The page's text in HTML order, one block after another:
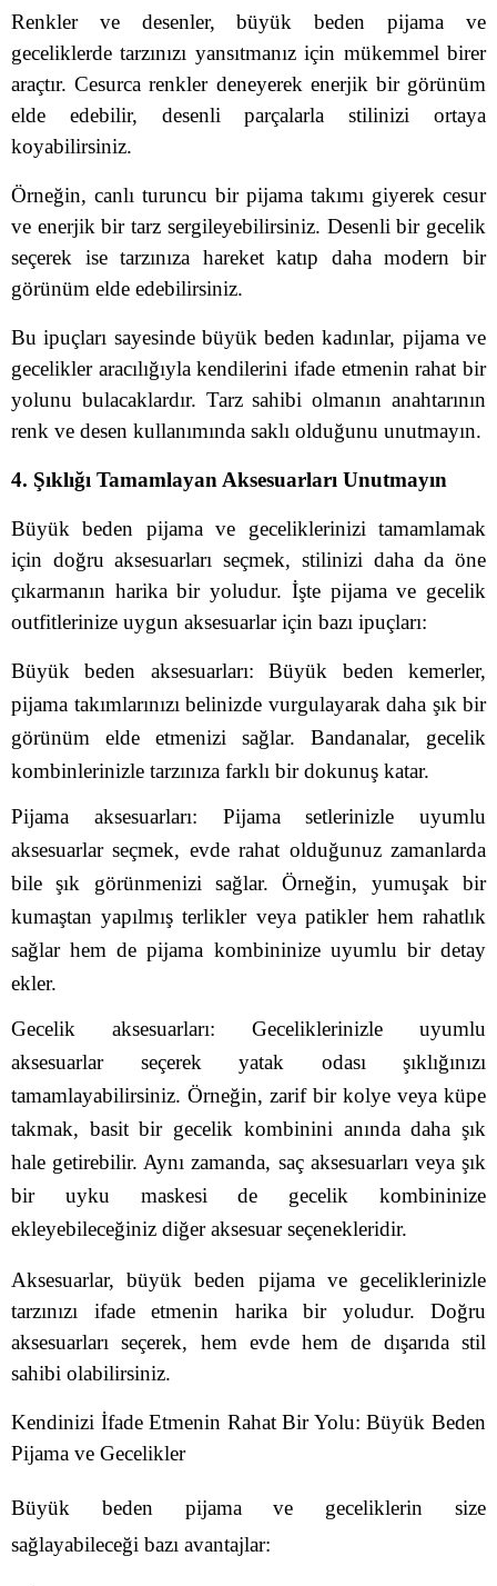
Renkler ve desenler, büyük beden pijama ve
geceliklerde tarzınızı yansıtmanız için mükemmel birer
araçtır. Cesurca renkler deneyerek enerjik bir görünüm
elde edebilir, desenli parçalarla stilinizi ortaya
koyabilirsiniz.
Örneğin, canlı turuncu bir pijama takımı giyerek cesur
ve enerjik bir tarz sergileyebilirsiniz. Desenli bir gecelik
seçerek ise tarzınıza hareket katıp daha modern bir
görünüm elde edebilirsiniz.
Bu ipuçları sayesinde büyük beden kadınlar, pijama ve
gecelikler aracılığıyla kendilerini ifade etmenin rahat bir
yolunu bulacaklardır. Tarz sahibi olmanın anahtarının
renk ve desen kullanımında saklı olduğunu unutmayın.
4. Şıklığı Tamamlayan Aksesuarları Unutmayın
Büyük beden pijama ve geceliklerinizi tamamlamak
için doğru aksesuarları seçmek, stilinizi daha da öne
çıkarmanın harika bir yoludur. İşte pijama ve gecelik
outfitlerinize uygun aksesuarlar için bazı ipuçları:
Büyük beden aksesuarları: Büyük beden kemerler,
pijama takımlarınızı belinizde vurgulayarak daha şık bir
görünüm elde etmenizi sağlar. Bandanalar, gecelik
kombinlerinizle tarzınıza farklı bir dokunuş katar.
Pijama aksesuarları: Pijama setlerinizle uyumlu
aksesuarlar seçmek, evde rahat olduğunuz zamanlarda
bile şık görünmenizi sağlar. Örneğin, yumuşak bir
kumaştan yapılmış terlikler veya patikler hem rahatlık
sağlar hem de pijama kombininize uyumlu bir detay
ekler.
Gecelik aksesuarları: Geceliklerinizle uyumlu
aksesuarlar seçerek yatak odası şıklığınızı
tamamlayabilirsiniz. Örneğin, zarif bir kolye veya küpe
takmak, basit bir gecelik kombinini anında daha şık
hale getirebilir. Aynı zamanda, saç aksesuarları veya şık
bir uyku maskesi de gecelik kombininize
ekleyebileceğiniz diğer aksesuar seçenekleridir.
Aksesuarlar, büyük beden pijama ve geceliklerinizle
tarzınızı ifade etmenin harika bir yoludur. Doğru
aksesuarları seçerek, hem evde hem de dışarıda stil
sahibi olabilirsiniz.
Kendinizi İfade Etmenin Rahat Bir Yolu: Büyük Beden
Pijama ve Gecelikler
Büyük beden pijama ve geceliklerin size
sağlayabileceği bazı avantajlar: